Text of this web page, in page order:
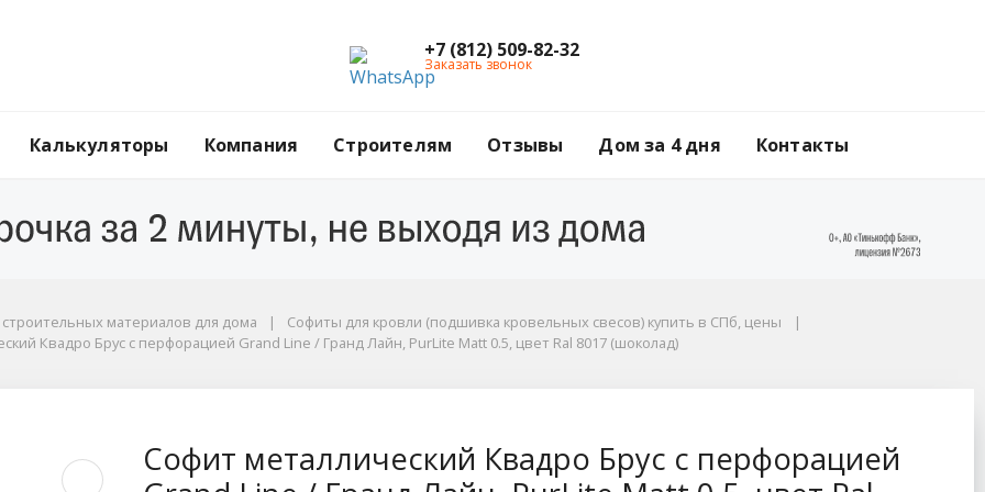
+7 (812) 509-82-32
Заказать звонок
Калькуляторы Компания Строителям Отзывы Дом за 4 дня Контакты
PurLite Matt 0.5, цвет Ral 8017 (шоколад)
строительных материалов для дома
Софиты для кровли (подшивка кровельных свесов) купить в СПб, цены
Квадро Брус с перфорацией Grand Line / Гранд Лайн, PurLite Matt 0.5, цвет Ral 8017 (шоколад)
Софит металлический Квадро Брус с перфорацией